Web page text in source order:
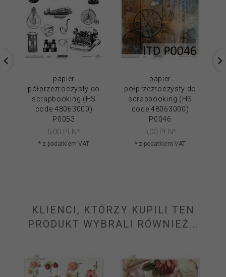
papier
półprzezroczysty do
scrapbooking (HS
code 48063000)
P0053
5, 00 PLN*
* z podatkiem VAT
papier
półprzezroczysty do
scrapbooking (HS
code 48063000)
P0046
5, 00 PLN*
* z podatkiem VAT
KLIENCI, KTÓRZY KUPILI TEN
PRODUKT WYBRALI RÓWNIEŻ...